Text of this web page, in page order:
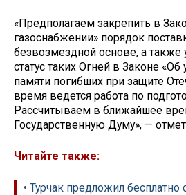
«Предполагаем закрепить в
газоснабжении» порядок
безвозмездной основе, а также
статус таких Огней в Законе
памяти погибших при защите
время ведется работа по
Рассчитываем в ближайшее
Государственную Думу», —
Читайте также:
• Турчак предложил бесплатно